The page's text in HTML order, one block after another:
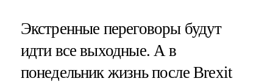
Экстренные переговоры будут
идти все выходные. А в
понедельник жизнь после Brexit